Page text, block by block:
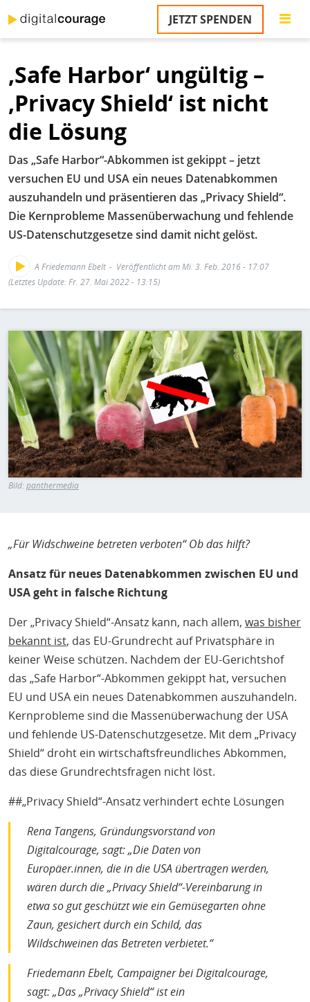
zum
Inhalt
JETZT SPENDEN
‚Safe Harbor‘ ungültig –
‚Privacy Shield‘ ist nicht
die Lösung
Das „Safe Harbor“-Abkommen ist gekippt – jetzt
versuchen EU und USA ein neues Datenabkommen
auszuhandeln und präsentieren das „Privacy Shield“.
Die Kernprobleme Massenüberwachung und fehlende
US-Datenschutzgesetze sind damit nicht gelöst.
A Friedemann Ebelt
Veröffentlicht am Mi. 3. Feb. 2016 - 17:07
(Letztes Update: Fr. 27. Mai 2022 - 13:15)
Bild
Bild:panthermedia
„Für Widschweine betreten verboten“ Ob das hilft?
Ansatz für neues Datenabkommen zwischen EU und
USA geht in falsche Richtung
Der „Privacy Shield“-Ansatz kann, nach allem, was bisher
bekannt ist, das EU-Grundrecht auf Privatsphäre in
keiner Weise schützen. Nachdem der EU-Gerichtshof
das „Safe Harbor“-Abkommen gekippt hat, versuchen
EU und USA ein neues Datenabkommen auszuhandeln.
Kernprobleme sind die Massenüberwachung der USA
und fehlende US-Datenschutzgesetze. Mit dem „Privacy
Shield“ droht ein wirtschaftsfreundliches Abkommen,
das diese Grundrechtsfragen nicht löst.
##„Privacy Shield“-Ansatz verhindert echte Lösungen
Rena Tangens, Gründungsvorstand von
Digitalcourage, sagt: „Die Daten von
Europäer.innen, die in die USA übertragen werden,
wären durch die „Privacy Shield“-Vereinbarung in
etwa so gut geschützt wie ein Gemüsegarten ohne
Zaun, gesichert durch ein Schild, das
Wildschweinen das Betreten verbietet.“
Friedemann Ebelt, Campaigner bei Digitalcourage,
sagt: „Das „Privacy Shield“ ist ein